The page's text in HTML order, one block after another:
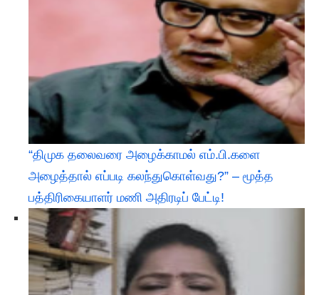
“திமுக தலைவரை அழைக்காமல் எம்.பி.களை
அழைத்தால் எப்படி கலந்துகொள்வது?” – மூத்த
பத்திரிகையாளர் மணி அதிரடிப் பேட்டி!